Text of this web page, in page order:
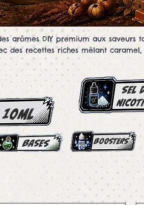
arômes DIY premium aux
des recettes riches mêlant
10ml
bases
SEL
boosters